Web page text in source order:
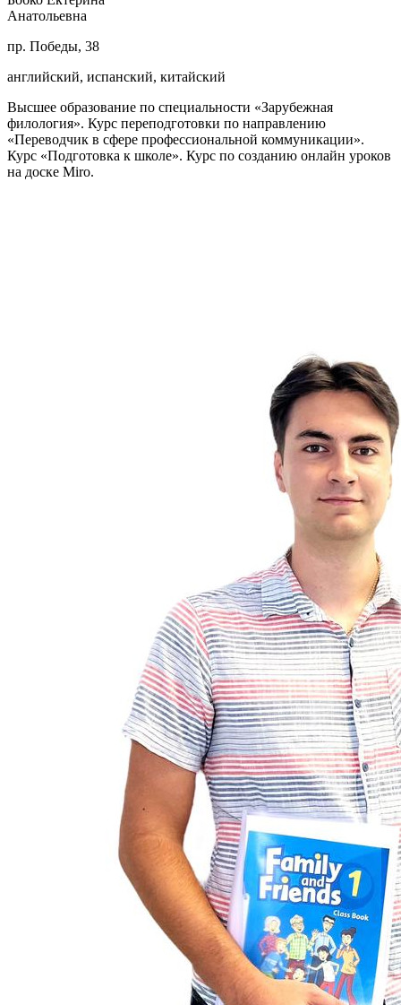
Анатольевна
пр. Победы, 38
английский, испанский, китайский
Высшее образование по специальности «Зарубежная
филология». Курс переподготовки по направлению
«Переводчик в сфере профессиональной коммуникации».
Курс «Подготовка к школе». Курс по созданию онлайн уроков
на доске Miro.